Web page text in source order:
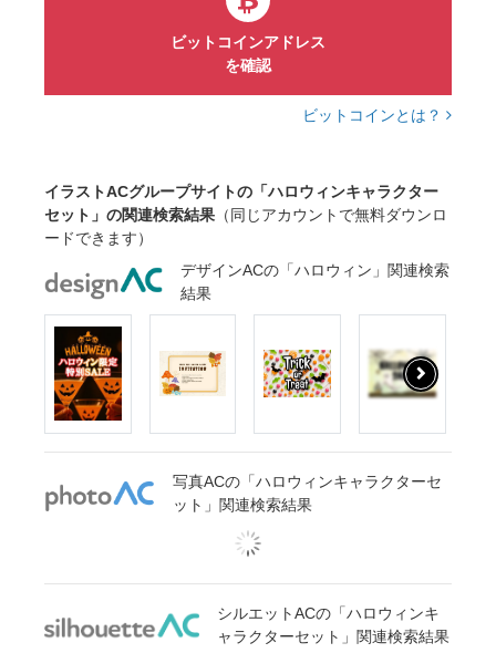
ビットコインアドレス
を確認
ビットコインとは？
イラストACグループサイトの「ハロウィンキャラクター
セット」の関連検索結果 （同じアカウントで無料ダウンロ
ードできます）
デザインACの「ハロウィン」関連検索
結果
写真ACの「ハロウィンキャラクターセ
ット」関連検索結果
シルエットACの「ハロウィンキ
ャラクターセット」関連検索結果